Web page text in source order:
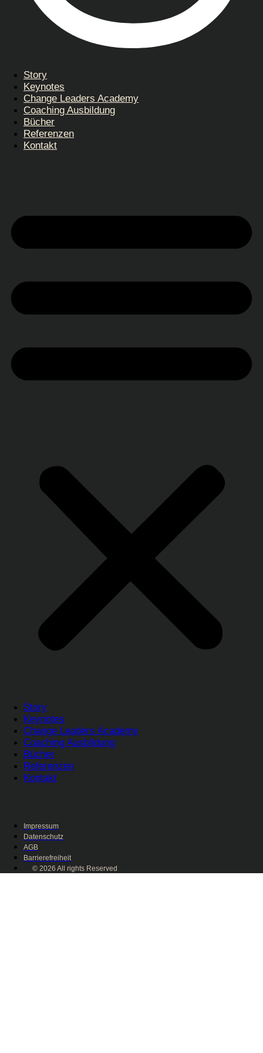
Story
Keynotes
Change Leaders Academy
Coaching Ausbildung
Bücher
Referenzen
Kontakt
Story
Keynotes
Change Leaders Academy
Coaching Ausbildung
Bücher
Referenzen
Kontakt
Impressum
Datenschutz
AGB
Barrierefreiheit
© 2026 All rights Reserved